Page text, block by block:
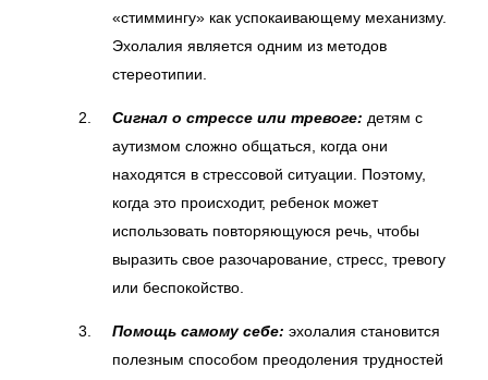
«стиммингу» как успокаивающему механизму.
Эхолалия является одним из методов
стереотипии.
Сигнал о стрессе или тревоге: детям с
аутизмом сложно общаться, когда они
находятся в стрессовой ситуации. Поэтому,
когда это происходит, ребенок может
использовать повторяющуюся речь, чтобы
выразить свое разочарование, стресс, тревогу
или беспокойство.
Помощь самому себе: эхолалия становится
полезным способом преодоления трудностей